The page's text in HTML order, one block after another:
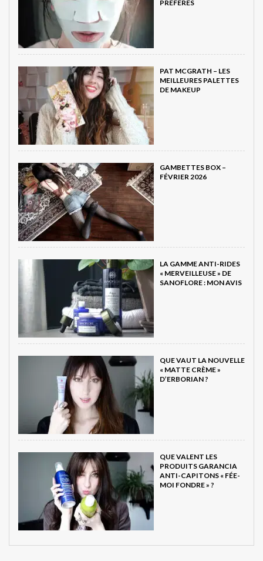
PRÉFÉRÉS
PAT MCGRATH – LES
MEILLEURES PALETTES
DE MAKEUP
GAMBETTES BOX –
FÉVRIER 2026
LA GAMME ANTI-RIDES
« MERVEILLEUSE » DE
SANOFLORE : MON AVIS
QUE VAUT LA NOUVELLE
« MATTE CRÈME »
D’ERBORIAN ?
QUE VALENT LES
PRODUITS GARANCIA
ANTI-CAPITONS « FÉE-
MOI FONDRE » ?